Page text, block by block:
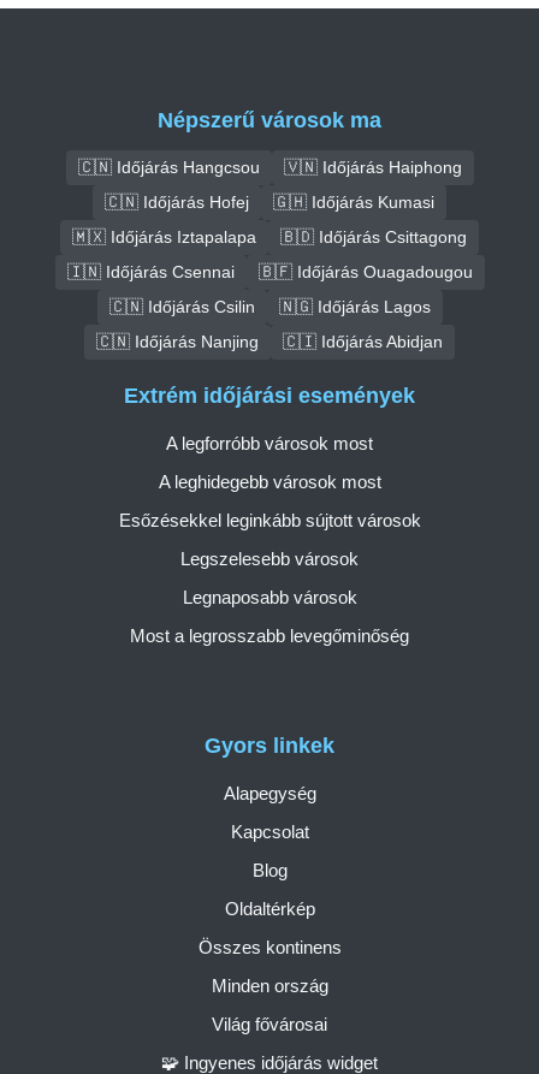
Népszerű városok ma
🇨🇳 Időjárás Hangcsou
🇻🇳 Időjárás Haiphong
🇨🇳 Időjárás Hofej
🇬🇭 Időjárás Kumasi
🇲🇽 Időjárás Iztapalapa
🇧🇩 Időjárás Csittagong
🇮🇳 Időjárás Csennai
🇧🇫 Időjárás Ouagadougou
🇨🇳 Időjárás Csilin
🇳🇬 Időjárás Lagos
🇨🇳 Időjárás Nanjing
🇨🇮 Időjárás Abidjan
Gyors linkek
Alapegység
Kapcsolat
Blog
Oldaltérkép
Összes kontinens
Minden ország
Világ fővárosai
🧩 Ingyenes időjárás widget
Extrém időjárási események
A legforróbb városok most
A leghidegebb városok most
Esőzésekkel leginkább sújtott városok
Legszelesebb városok
Legnaposabb városok
Most a legrosszabb levegőminőség